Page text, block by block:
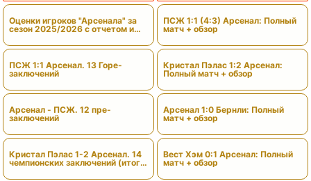
Оценки игроков "Арсенала" за
сезон 2025/2026 с отчетом и
ПСЖ 1:1 Арсенал. 13 Горе-
заключений
Арсенал - ПСЖ. 12 пре-
заключений
Кристал Пэлас 1-2 Арсенал. 14
чемпионских заключений (итоги
ПСЖ 1:1 (4:3) Арсенал: Полный
матч + обзор
Кристал Пэлас 1:2 Арсенал:
Полный матч + обзор
Арсенал 1:0 Бернли: Полный
матч + обзор
Вест Хэм 0:1 Арсенал: Полный
матч + обзор